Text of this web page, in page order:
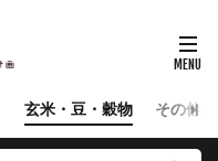
玄米・豆・穀物 その他